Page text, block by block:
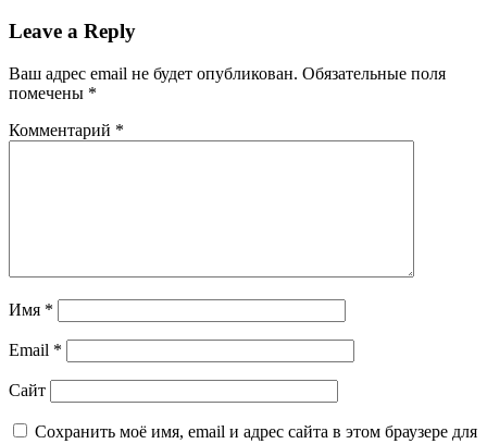
Leave a Reply
Ваш адрес email не будет опубликован. Обязательные поля
помечены *
Комментарий *
Имя *
Email *
Сайт
Сохранить моё имя, email и адрес сайта в этом браузере для